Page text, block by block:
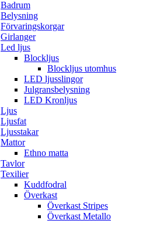
Badrum
Belysning
Förvaringskorgar
Girlanger
Led ljus
Blockljus
Blockljus utomhus
LED ljusslingor
Julgransbelysning
LED Kronljus
Ljus
Ljusfat
Ljusstakar
Mattor
Ethno matta
Tavlor
Texilier
Kuddfodral
Överkast
Överkast Stripes
Överkast Metallo